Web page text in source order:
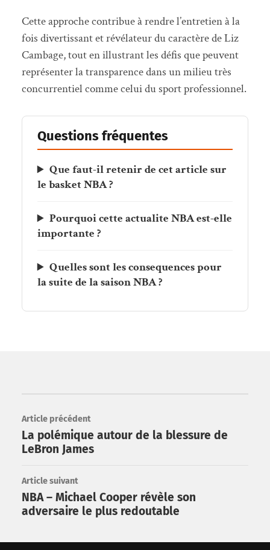
Cette approche contribue à rendre l’entretien à la
fois divertissant et révélateur du caractère de Liz
Cambage, tout en illustrant les défis que peuvent
représenter la transparence dans un milieu très
concurrentiel comme celui du sport professionnel.
Questions fréquentes
Que faut-il retenir de cet article sur
le basket NBA ?
Pourquoi cette actualite NBA est-elle
importante ?
Quelles sont les consequences pour
la suite de la saison NBA ?
Article précédent
La polémique autour de la blessure de
LeBron James
Article suivant
NBA – Michael Cooper révèle son
adversaire le plus redoutable